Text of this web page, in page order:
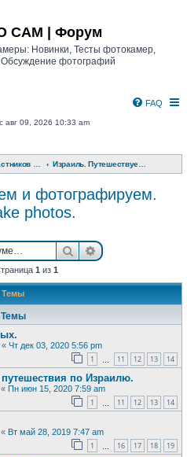
CAM | Форум
Новинки, Тесты фотокамер,
Обсуждение фотографий
FAQ
авг 09, 2026 10:33 am
и фотографируем.
photos.
ПоискРасширенный
1 из 1
Темы
Темы
« Чт дек 03, 2020 5:56 pm
1 11 12 13 14
по Израилю.
« Пн июн 15, 2020 7:59 am
1 11 12 13 14
« Вт май 28, 2019 7:47 am
1 16 17 18 19